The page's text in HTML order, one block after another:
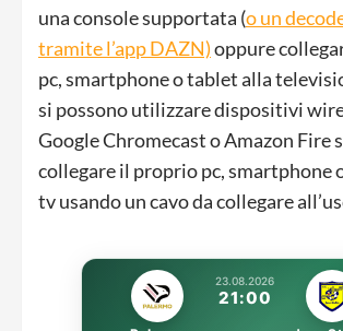
una console supportata (o un
tramite l’app DAZN)oppure
pc, smartphone o tablet alla
si possono utilizzare dispositivi
Google Chromecast o Amazon Fire
collegare il proprio pc, smartphone
tv usando un cavo da collegare
23.08.2026
21:00